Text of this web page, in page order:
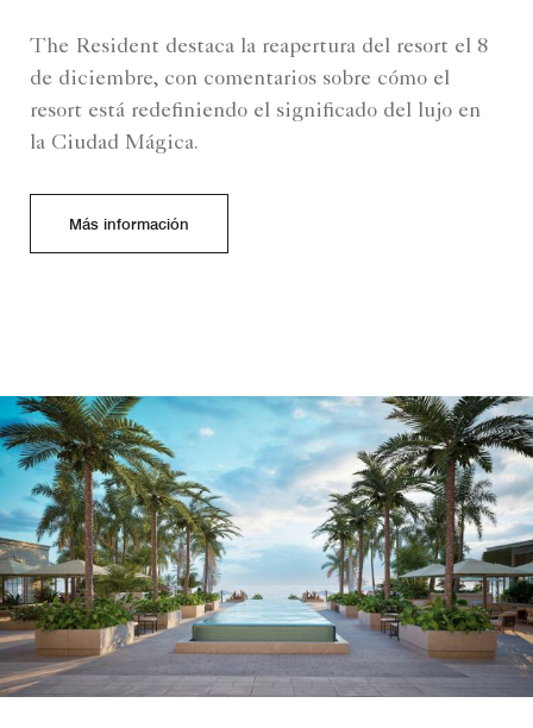
The Resident destaca la reapertura del resort el 8
de diciembre, con comentarios sobre cómo el
resort está redefiniendo el significado del lujo en
la Ciudad Mágica.
Más información